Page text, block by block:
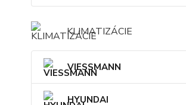
KLIMATIZÁCIE
VIESSMANN
HYUNDAI